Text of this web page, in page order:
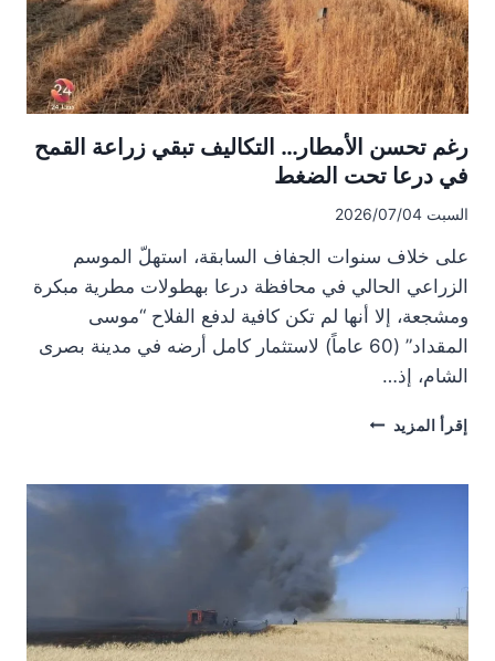
بعقود
مؤقتة
رغم تحسن الأمطار… التكاليف تبقي زراعة القمح
في درعا تحت الضغط
السبت 2026/07/04
على خلاف سنوات الجفاف السابقة، استهلّ الموسم
الزراعي الحالي في محافظة درعا بهطولات مطرية مبكرة
ومشجعة، إلا أنها لم تكن كافية لدفع الفلاح “موسى
المقداد” (60 عاماً) لاستثمار كامل أرضه في مدينة بصرى
الشام، إذ…
إقرأ المزيد رغم
التكاليف
تبقي
زراعة
القمح
تحت
الضغط